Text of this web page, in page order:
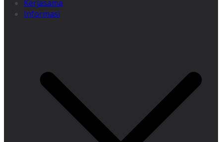
Kerjasama
Informasi